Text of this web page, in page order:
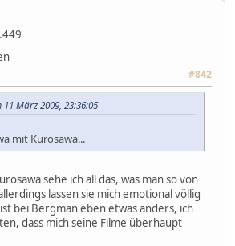
#842
März 2009, 23:36:05
mit Kurosawa...
sehe ich all das, was man so von
lassen sie mich emotional völlig
bei Bergman eben etwas anders, ich
dass mich seine Filme überhaupt